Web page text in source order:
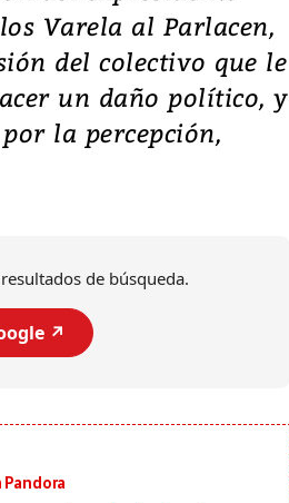
Varela al Parlacen,
del colectivo que le
un daño político, y
la percepción,
de búsqueda.
↗️